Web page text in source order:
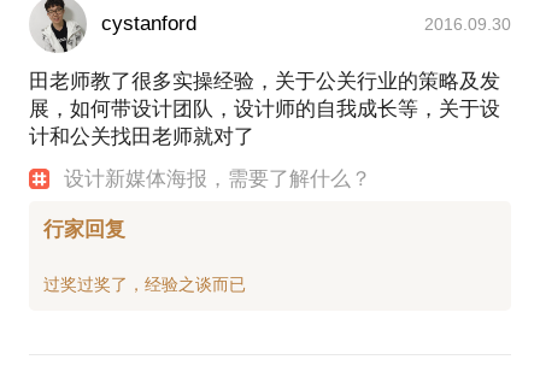
cystanford 2016.09.30
田老师教了很多实操经验，关于公关行业的策略及发
展，如何带设计团队，设计师的自我成长等，关于设
计和公关找田老师就对了
设计新媒体海报，需要了解什么？
行家回复